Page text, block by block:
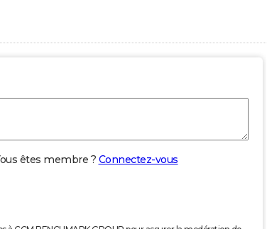
êtes membre ? Connectez-vous